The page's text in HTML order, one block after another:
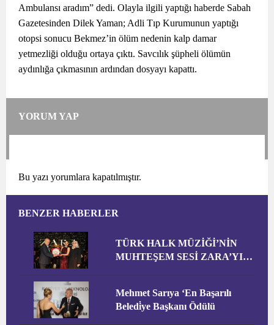
Ambulansı aradım” dedi. Olayla ilgili yaptığı haberde Sabah
Gazetesinden Dilek Yaman; Adli Tıp Kurumunun yaptığı
otopsi sonucu Bekmez’in ölüm nedenin kalp damar
yetmezliği olduğu ortaya çıktı. Savcılık şüpheli ölümün
aydınlığa çıkmasının ardından dosyayı kapattı.
YORUM YAP
Bu yazı yorumlara kapatılmıştır.
BENZER HABERLER
TÜRK HALK MÜZİĞİ’NİN
MUHTEŞEM SESİ ZARA’YI
Mehmet Sarıya ‘En Başarılı
Beledi̇ye Başkanı Ödülü